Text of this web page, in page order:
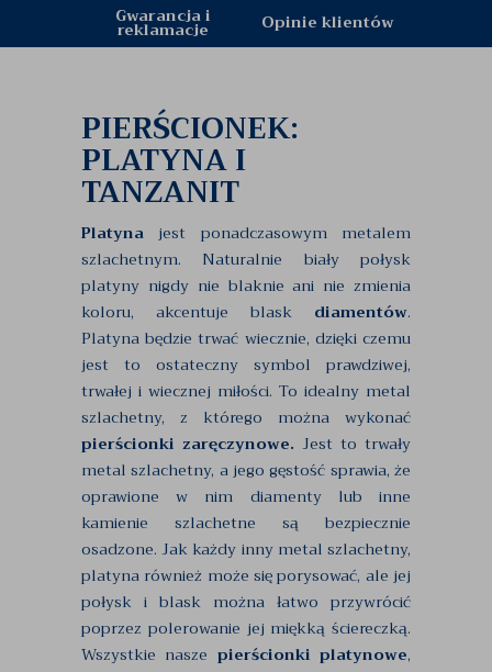
Gwarancja i
reklamacje Opinie klientów
PIERŚCIONEK:
PLATYNA I
TANZANIT
Platyna jest ponadczasowym metalem
szlachetnym. Naturalnie biały połysk
platyny nigdy nie blaknie ani nie zmienia
koloru, akcentuje blask diamentów.
Platyna będzie trwać wiecznie, dzięki czemu
jest to ostateczny symbol prawdziwej,
trwałej i wiecznej miłości. To idealny metal
szlachetny, z którego można wykonać
pierścionki zaręczynowe. Jest to trwały
metal szlachetny, a jego gęstość sprawia, że
oprawione w nim diamenty lub inne
kamienie szlachetne są bezpiecznie
osadzone. Jak każdy inny metal szlachetny,
platyna również może się porysować, ale jej
połysk i blask można łatwo przywrócić
poprzez polerowanie jej miękką ściereczką.
Wszystkie nasze pierścionki platynowe,